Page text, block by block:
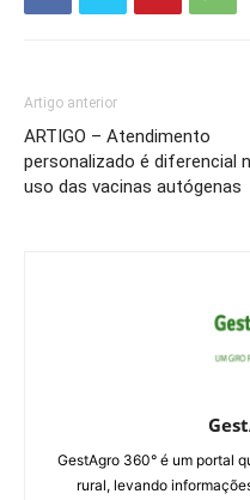
Artigo anterior
ARTIGO – Atendimento
personalizado é diferencial
uso das vacinas autógenas
GestAgro 360° é um portal
rural, levando